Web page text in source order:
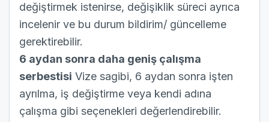
değiştirmek istenirse, değişiklik süreci ayrıca
incelenir ve bu durum bildirim/ güncelleme
gerektirebilir.
6 aydan sonra daha geniş çalışma
serbestisi Vize sagibi, 6 aydan sonra işten
ayrılma, iş değiştirme veya kendi adına
çalışma gibi seçenekleri değerlendirebilir.